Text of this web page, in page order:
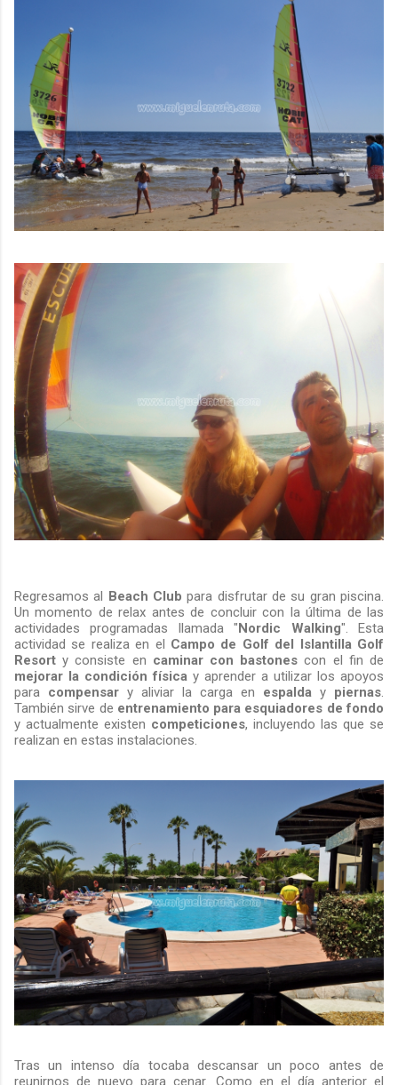
Regresamos al Beach Club para disfrutar de su gran piscina.
Un momento de relax antes de concluir con la última de las
actividades programadas llamada "Nordic Walking". Esta
actividad se realiza en el Campo de Golf del Islantilla Golf
Resort y consiste en caminar con bastones con el fin de
mejorar la condición física y aprender a utilizar los apoyos
para compensar y aliviar la carga en espalda y piernas
También sirve de entrenamiento para esquiadores de fondo
y actualmente existen competiciones, incluyendo las que se
realizan en estas instalaciones.
Tras un intenso día tocaba descansar un poco antes de
reunirnos de nuevo para cenar. Como en el día anterior el